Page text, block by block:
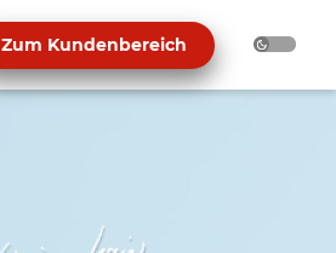
Zum Kundenbereich